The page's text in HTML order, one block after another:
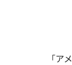
「ア